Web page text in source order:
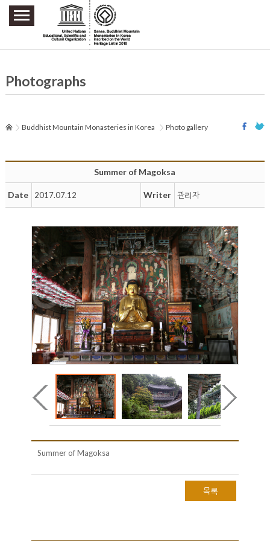
주요메뉴 바로가기
본문 바로가기
하단메뉴 바로가기
Photographs
Buddhist Mountain Monasteries in Korea Photo gallery
Summer of Magoksa
Date 2017.07.12 Writer 관리자
Summer of Magoksa
목록